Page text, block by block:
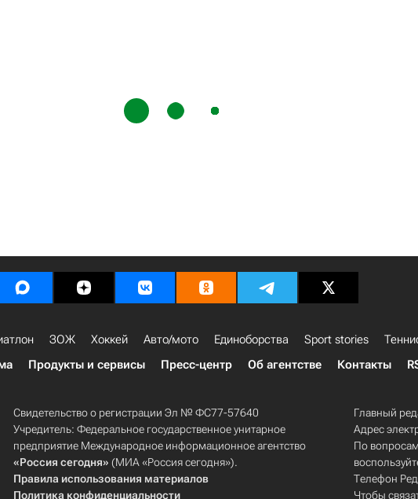
ЗОЖ Хоккей Авто/мото Единоборства Sport stories
Продукты и сервисы Пресс-центр Об агентстве Контакты
Свидетельство о регистрации Эл № ФС77-57640
Учредитель: Федеральное государственное унитарное
предприятие Международное информационное агентство
«Россия сегодня» (МИА «Россия сегодня»).
Правила использования материалов
Политика конфиденциальности
Главный
Адрес
По
Телефон
Чтобы